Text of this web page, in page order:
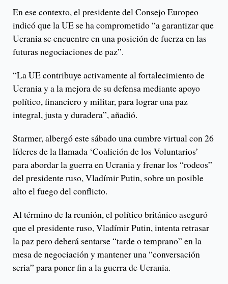
En ese contexto, el presidente del Consejo Europeo
indicó que la UE se ha comprometido “a garantizar que
Ucrania se encuentre en una posición de fuerza en las
futuras negociaciones de paz”.
“La UE contribuye activamente al fortalecimiento de
Ucrania y a la mejora de su defensa mediante apoyo
político, financiero y militar, para lograr una paz
integral, justa y duradera”, añadió.
Starmer, albergó este sábado una cumbre virtual con 26
líderes de la llamada ‘Coalición de los Voluntarios’
para abordar la guerra en Ucrania y frenar los “rodeos”
del presidente ruso, Vladímir Putin, sobre un posible
alto el fuego del conflicto.
Al término de la reunión, el político británico aseguró
que el presidente ruso, Vladímir Putin, intenta retrasar
la paz pero deberá sentarse “tarde o temprano” en la
mesa de negociación y mantener una “conversación
seria” para poner fin a la guerra de Ucrania.